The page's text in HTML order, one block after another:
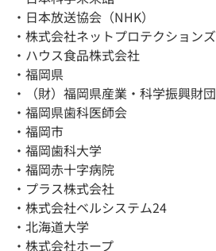
・日本放送協会（NHK）
・株式会社ネットプロテクションズ
・ハウス食品株式会社
・福岡県
・（財）福岡県産業・科学振興財団
・福岡県歯科医師会
・福岡市
・福岡歯科大学
・福岡赤十字病院
・プラス株式会社
・株式会社ベルシステム24
・北海道大学
・株式会社ホープ